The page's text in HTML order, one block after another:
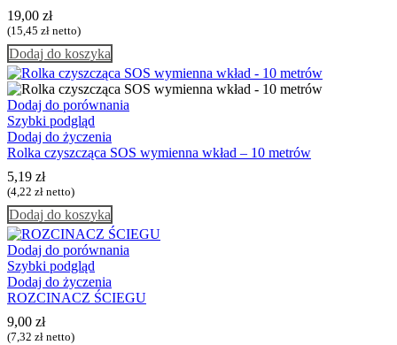
19,00 zł
(15,45 zł netto)
Dodaj do koszyka
Dodaj do porównania
Szybki podgląd
Dodaj do życzenia
Rolka czyszcząca SOS wymienna wkład – 10 metrów
5,19 zł
(4,22 zł netto)
Dodaj do koszyka
Dodaj do porównania
Szybki podgląd
Dodaj do życzenia
ROZCINACZ ŚCIEGU
9,00 zł
(7,32 zł netto)